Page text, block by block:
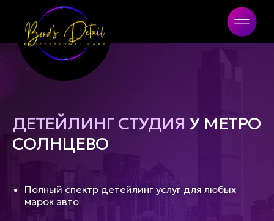
Bord's Detail
ДЕТЕЙЛИНГ СТУДИЯ У МЕТРО
СОЛНЦЕВО
Полный спектр детейлинг услуг для любых
марок авто